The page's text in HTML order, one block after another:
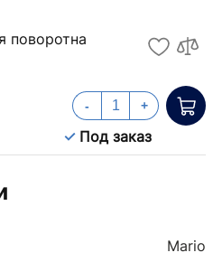
поворотна
Под заказ
- +
Mario